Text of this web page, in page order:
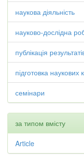
наукова діяльність
науково-дослідна
публікація
підготовка наукових
семінари
за типом вмісту
Article